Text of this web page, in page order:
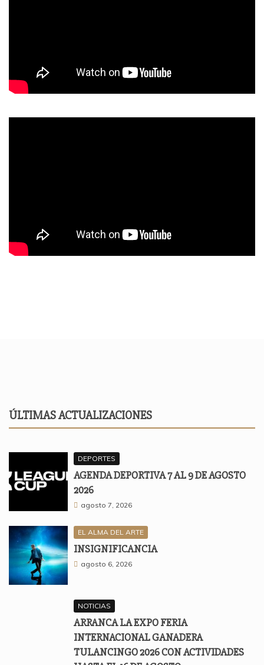
ÚLTIMAS ACTUALIZACIONES
DEPORTES
AGENDA DEPORTIVA 7 AL 9 DE AGOSTO
2026
agosto 7, 2026
EL ALMA DEL ARTE
INSIGNIFICANCIA
agosto 6, 2026
NOTICIAS
ARRANCA LA EXPO FERIA
INTERNACIONAL GANADERA
TULANCINGO 2026 CON ACTIVIDADES